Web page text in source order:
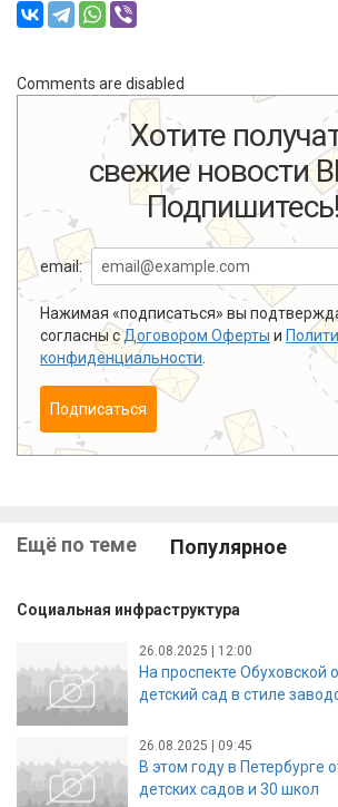
Comments are disabled
Хотите
свежие новости
email:
Нажимая «подписаться» вы
согласны сДоговором Оферты и
конфиденциальности
Подписаться
Ещё по теме Популярное
Социальная инфраструктура
26.08.2025 | 12:00
На проспекте Обуховской
детский сад в стиле
26.08.2025 | 09:45
В этом году в Петербурге
детских садов и 30 школ